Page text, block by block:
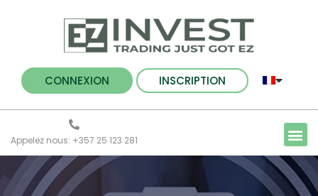
CONNEXION INSCRIPTION
Appelez nous: +357 25 123 281